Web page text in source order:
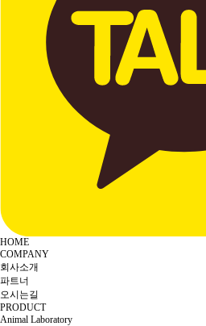
HOME
COMPANY
회사소개
파트너
오시는길
PRODUCT
Animal Laboratory